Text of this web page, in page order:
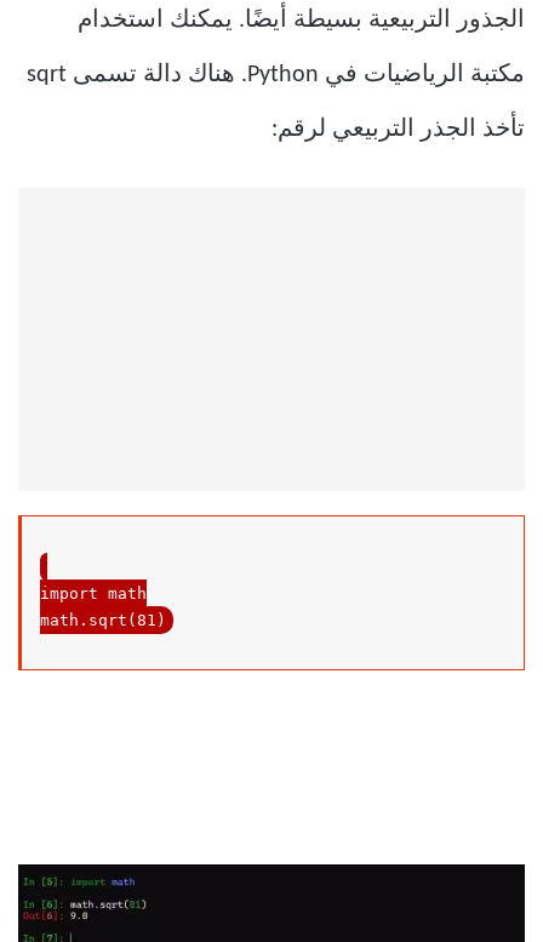
الجذور التربيعية بسيطة أيضًا. يمكنك استخدام
مكتبة الرياضيات في Python. هناك دالة تسمى sqrt
تأخذ الجذر التربيعي لرقم:
import math
math.sqrt( 81 )